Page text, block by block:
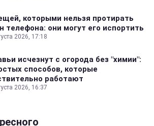
которыми нельзя протирать
телефона: они могут его испортить
2026, 17:18
исчезнут с огорода без "химии":
способов, которые
работают
2026, 16:37